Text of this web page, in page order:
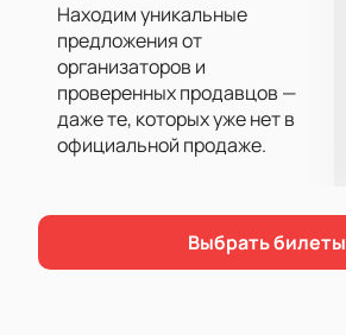
Находим уникальные
предложения от
организаторов и
проверенных продавцов —
даже те, которых уже нет в
официальной продаже.
Выбрать билеты